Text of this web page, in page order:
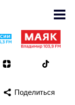
Поделиться